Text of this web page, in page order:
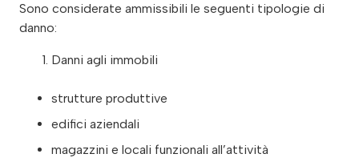
Sono considerate ammissibili le seguenti tipologie di
danno:
Danni agli immobili
strutture produttive
edifici aziendali
magazzini e locali funzionali all’attività